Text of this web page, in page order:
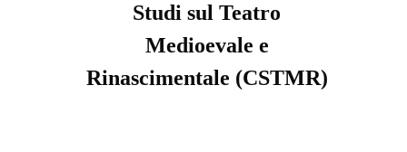
Studi sul Teatro
Medioevale e
Rinascimentale (CSTMR)